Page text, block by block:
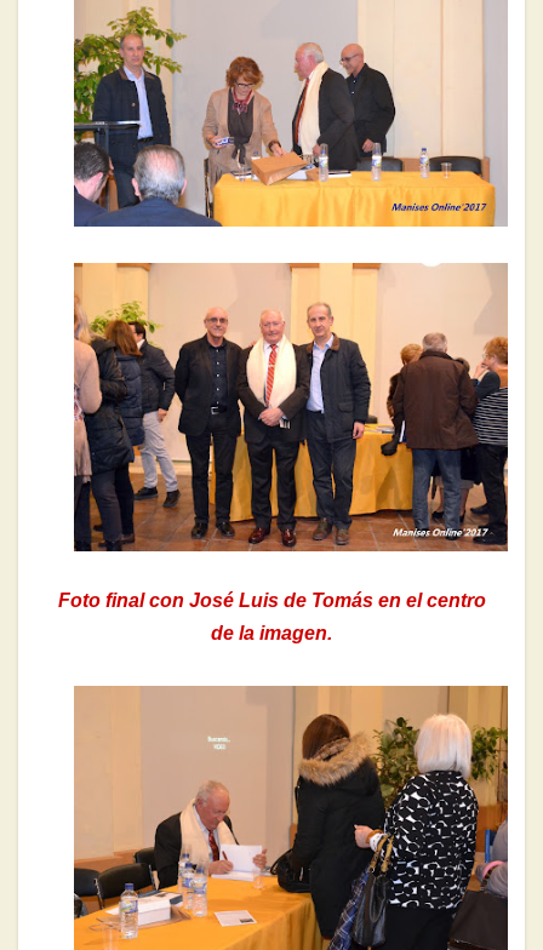
Foto final con José Luis de Tomás en el centro
de la imagen.